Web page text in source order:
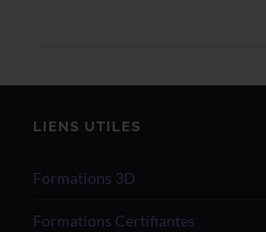
LIENS UTILES
Formations 3D
Formations Certifiantes